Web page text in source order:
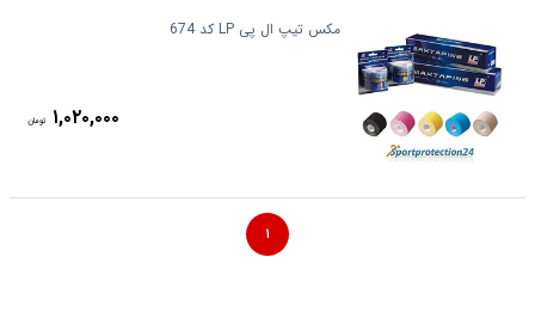
مکس تیپ ال پی LP کد 674
۱,۰۲۰,۰۰۰ تومان
۱